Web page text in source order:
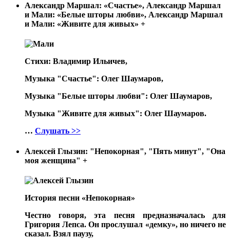
Александр Маршал: «Счастье», Александр Маршал
и Мали: «Белые шторы любви», Александр Маршал
и Мали: «Живите для живых» +
Стихи: Владимир Ильичев,
Музыка "Счастье": Олег Шаумаров,
Музыка "Белые шторы любви": Олег Шаумаров,
Музыка "Живите для живых": Олег Шаумаров.
… Слушать >>
Алексей Глызин: "Непокорная", "Пять минут", "Она
моя женщина" +
История песни «Непокорная»
Честно говоря, эта песня предназначалась для
Григория Лепса. Он прослушал «демку», но ничего не
сказал. Взял паузу,